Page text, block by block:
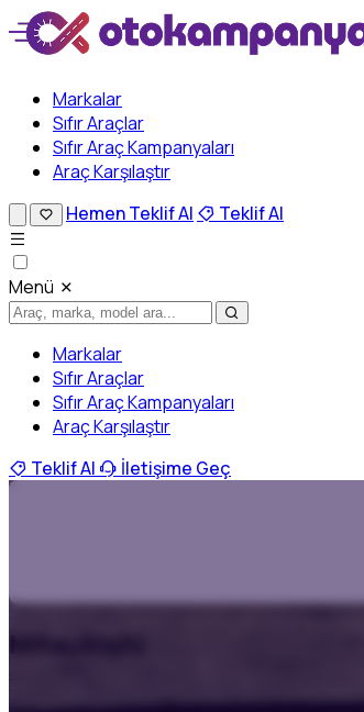
Markalar
Sıfır Araçlar
Sıfır Araç Kampanyaları
Araç Karşılaştır
Hemen Teklif Al
Teklif Al
Menü
Markalar
Sıfır Araçlar
Sıfır Araç Kampanyaları
Araç Karşılaştır
Teklif Al
İletişime Geç
Mitsubishi